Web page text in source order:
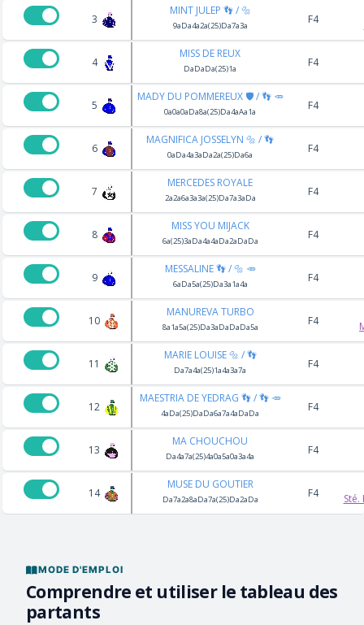
3
MINT JULEP 👣 / 🔩
9aDa4a2a(25)Da7a3a F4
4
MISS DE REUX
DaDaDa(25)1a F4
5
MADY DU POMMEREUX 🛡️ / 👣 🥕
0a0a0aDa8a(25)Da4aAa1a F4
6
MAGNIFICA JOSSELYN 🔩 / 👣
0aDa4a3aDa2a(25)Da6a F4
7
MERCEDES ROYALE
2a2a6a3a3a(25)Da7a3aDa F4
8
MISS YOU MIJACK
6a(25)3aDa4a4aDa2aDaDa F4
9
MESSALINE 👣 / 🔩 🥕
6aDa5a(25)Da3a1a4a F4
10
MANUREVA TURBO
8a1a5a(25)Da3aDaDaDa5a F4
11
MARIE LOUISE 🔩 / 👣
Da7a4a(25)1a4a3a7a F4
12
MAESTRIA DE YEDRAG 👣 / 👣 🥕
4aDa(25)DaDa6a7a4aDaDa F4
13
MA CHOUCHOU
Da4a7a(25)4a0a5a0a3a4a F4
14
MUSE DU GOUTIER
Da7a2a8aDa7a(25)Da2aDa F4 Sté.
MODE D'EMPLOI
Comprendre et utiliser le tableau des
partants